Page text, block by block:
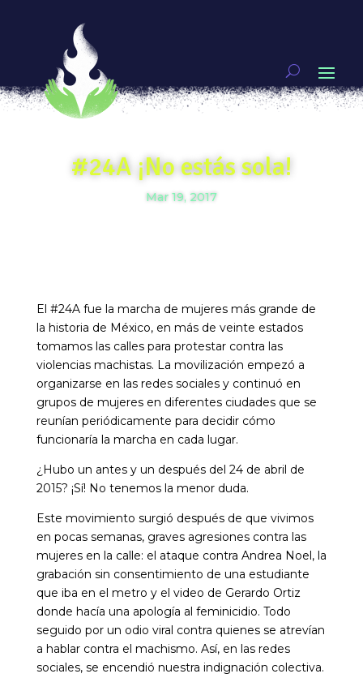
#24A ¡No estás sola!
Mar 19, 2017
El #24A fue la marcha de mujeres más grande de
la historia de México, en más de veinte estados
tomamos las calles para protestar contra las
violencias machistas. La movilización empezó a
organizarse en las redes sociales y continuó en
grupos de mujeres en diferentes ciudades que se
reunían periódicamente para decidir cómo
funcionaría la marcha en cada lugar.
¿Hubo un antes y un después del 24 de abril de
2015? ¡Sí! No tenemos la menor duda.
Este movimiento surgió después de que vivimos
en pocas semanas, graves agresiones contra las
mujeres en la calle: el ataque contra Andrea Noel, la
grabación sin consentimiento de una estudiante
que iba en el metro y el video de Gerardo Ortiz
donde hacía una apología al feminicidio. Todo
seguido por un odio viral contra quienes se atrevían
a hablar contra el machismo. Así, en las redes
sociales, se encendió nuestra indignación colectiva.